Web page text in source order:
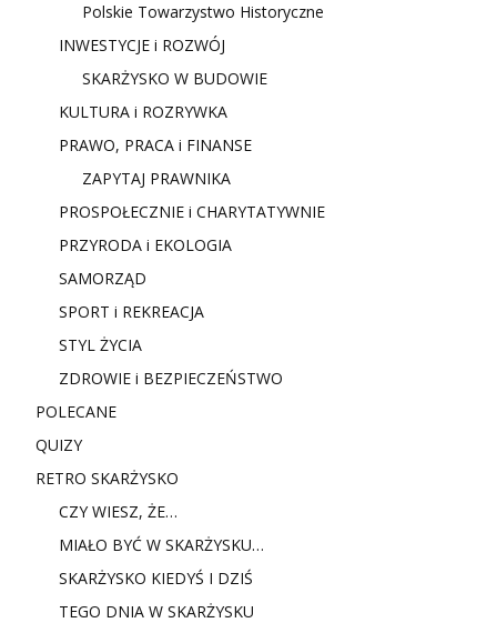
Polskie Towarzystwo Historyczne
INWESTYCJE i ROZWÓJ
SKARŻYSKO W BUDOWIE
KULTURA i ROZRYWKA
PRAWO, PRACA i FINANSE
ZAPYTAJ PRAWNIKA
PROSPOŁECZNIE i CHARYTATYWNIE
PRZYRODA i EKOLOGIA
SAMORZĄD
SPORT i REKREACJA
STYL ŻYCIA
ZDROWIE i BEZPIECZEŃSTWO
POLECANE
QUIZY
RETRO SKARŻYSKO
CZY WIESZ, ŻE…
MIAŁO BYĆ W SKARŻYSKU…
SKARŻYSKO KIEDYŚ I DZIŚ
TEGO DNIA W SKARŻYSKU